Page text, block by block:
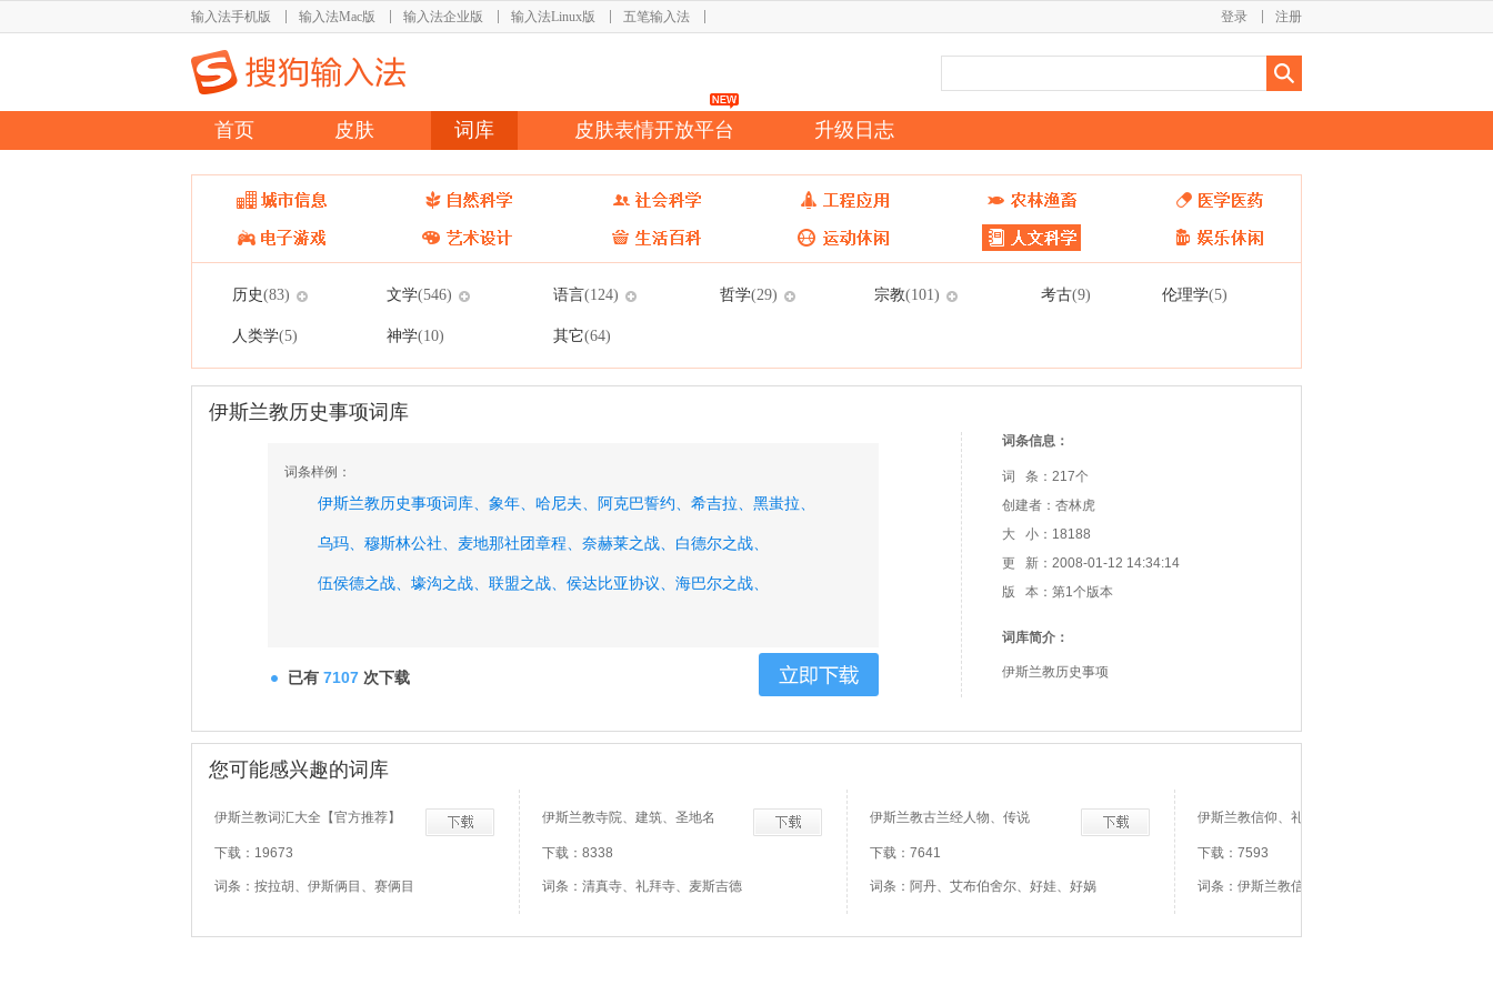
输入法手机版 输入法Mac版 输入法企业版 输入法Linux版 五笔输入法 注册
登录
首页 皮肤 词库 皮肤表情开放平台 升级日志
历史(83) 文学(546) 语言(124) 哲学(29) 宗教(101) 考古(9) 伦理学(5)
人类学(5) 神学(10) 其它(64)
伊斯兰教历史事项词库
词条样例：
伊斯兰教历史事项词库、 象年、 哈尼夫、 阿克巴誓约、 希吉拉、 黑蚩拉、
乌玛、 穆斯林公社、 麦地那社团章程、 奈赫莱之战、 白德尔之战、
伍侯德之战、 壕沟之战、 联盟之战、 侯达比亚协议、 海巴尔之战、
已有 7107 次下载
词条信息：
词 条：217个
创建者：杏林虎
大 小：18188
更 新：2008-01-12 14:34:14
版 本：第1个版本
词库简介：
伊斯兰教历史事项
您可能感兴趣的词库
伊斯兰教词汇大全【官方推荐】
下载：19673
词条：按拉胡、伊斯俩目、赛俩目
伊斯兰教寺院、建筑、圣地名
下载：8338
词条：清真寺、礼拜寺、麦斯吉德
伊斯兰教古兰经人物、传说
下载：7641
词条：阿丹、艾布伯舍尔、好娃、好娲
伊斯兰教信仰、礼仪、节日、制度词库
下载：7593
词条：伊斯兰教信仰礼仪节日制度词库